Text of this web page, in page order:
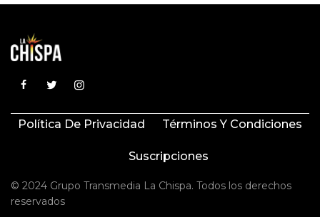
Política De Privacidad Términos Y Condiciones
Suscripciones
© 2024 Grupo Transmedia La Chispa. Todos los derechos
reservados